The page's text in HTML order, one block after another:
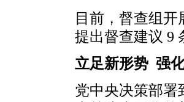
目前，督查组
提出督查建议 9
立足新形势 强
党中央决策部署